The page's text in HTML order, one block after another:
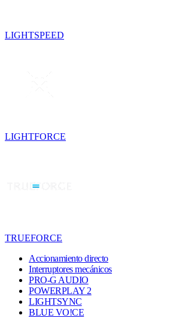
LIGHTSPEED
LIGHTFORCE
TRUEFORCE
Accionamiento directo
Interruptores mecánicos
PRO-G AUDIO
POWERPLAY 2
LIGHTSYNC
BLUE VO!CE